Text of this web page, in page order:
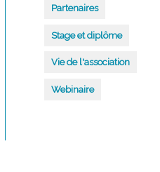
Partenaires
Stage et diplôme
Vie de l'association
Webinaire